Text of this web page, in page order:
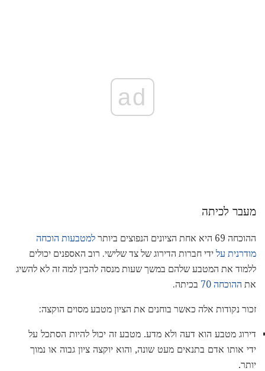
ad
מעבר לכיתה
ההוכחה 69 היא אחת הציונים הנפוצים ביותר
למטבעות הוכחה
מודרנית על ידי חברות הדירוג של צד שלישי. רוב האספנים יכולים
ללמוד את המטבע שלהם במשך שעות מנסה להבין למה זה לא להשיג
את ההוכחה 70 בכיתה.
זכור נקודות אלה כאשר בוחנים את הציון מטבע מסוים הוקצה:
דירוג מטבע הוא דעה ולא מדע. מטבע זה יכול להיות הסתכל על
ידי אותו אדם בתנאים מעט שונה, והוא יוקצה ציון גבוה או נמוך
יותר.